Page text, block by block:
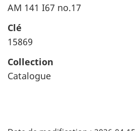
AM 141 I67 no.17
Clé
15869
Collection
Catalogue